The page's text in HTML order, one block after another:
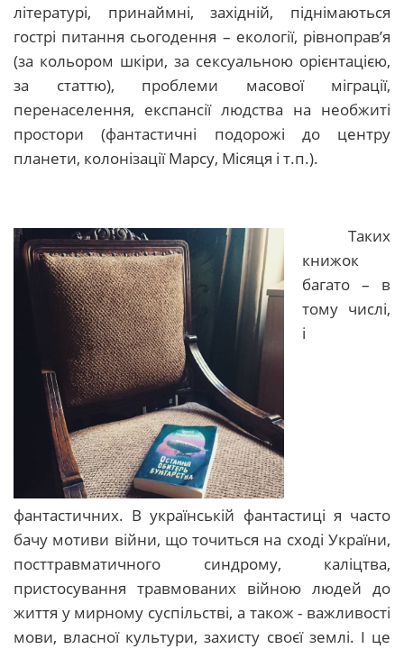
літературі, принаймні, західній, піднімаються
гострі питання сьогодення – екології, рівноправ’я
(за кольором шкіри, за сексуальною орієнтацією,
за статтю), проблеми масової міграції,
перенаселення, експансії людства на необжиті
простори (фантастичні подорожі до центру
планети, колонізації Марсу, Місяця і т.п.).
Таких
книжок
багато – в
тому числі,
і
фантастичних. В українській фантастиці я часто
бачу мотиви війни, що точиться на сході України,
посттравматичного синдрому, каліцтва,
пристосування травмованих війною людей до
життя у мирному суспільстві, а також - важливості
мови, власної культури, захисту своєї землі. І це